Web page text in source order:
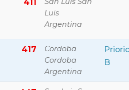
411
Luis
Argentina
417
Cordoba
Cordoba
Argentina
B